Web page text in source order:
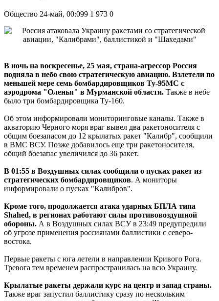
Общество 24-май, 00:099 1 973 0
В ночь на воскресенье, 25 мая, страна-агрессор Россия
подняла в небо свою стратегическую авиацию. Взлетели по
меньшей мере семь бомбардировщиков Ту-95МС с
аэродрома "Оленья" в Мурманской области. Также в небе
было три бомбардировщика Ту-160.
Об этом информировали мониторинговые каналы. Также в
акваторию Черного моря враг вывел два ракетоносителя с
общим боезапасом до 12 крылатых ракет "Калибр", сообщили
в ВМС ВСУ. Позже добавилось еще три ракетоносителя,
общий боезапас увеличился до 36 ракет.
В 01:55 в Воздушных силах сообщили о пусках ракет из
стратегических бомбардировщиков. А мониторы
информировали о пусках "Калибров".
Кроме того, продолжается атака ударных БПЛА типа
Shahed, в регионах работают силы противовоздушной
обороны. А в Воздушных силах ВСУ в 23:49 предупредили
об угрозе применения россиянами баллистики с северо-
востока.
Первые ракеты с юга летели в направлении Кривого Рога.
Тревога тем временем распространилась на всю Украину.
Крылатые ракеты держали курс на центр и запад страны.
Также враг запустил баллистику сразу по нескольким